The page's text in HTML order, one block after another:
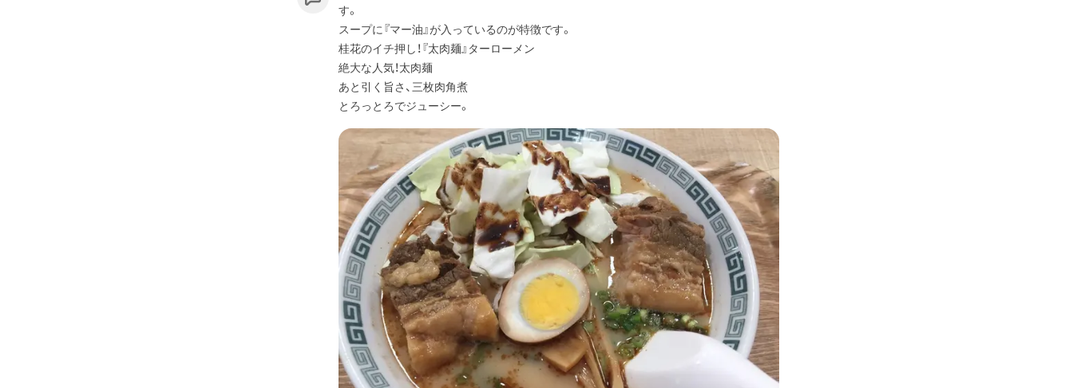
す。
スープに『マー油』が入っているのが特徴です。
桂花のイチ押し！『太肉麺』ターローメン
絶大な人気！太肉麺
あと引く旨さ、三枚肉角煮
とろっとろでジューシー。